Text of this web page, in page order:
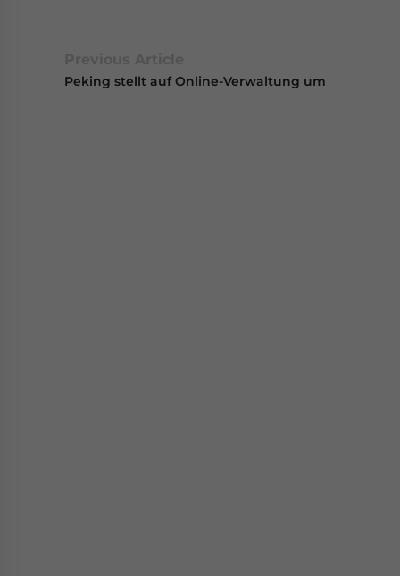
Peking stellt auf Online-Verwaltung um